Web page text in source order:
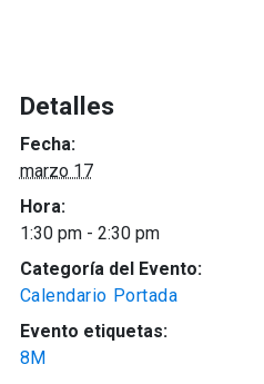
Detalles
Fecha:
marzo 17
Hora:
1:30 pm - 2:30 pm
Categoría del Evento:
Calendario Portada
Evento etiquetas:
8M